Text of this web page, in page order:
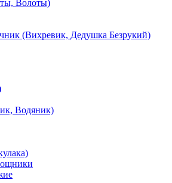
Волоты)
(Вихревик, Дедушка Безрукий)
Водяник)